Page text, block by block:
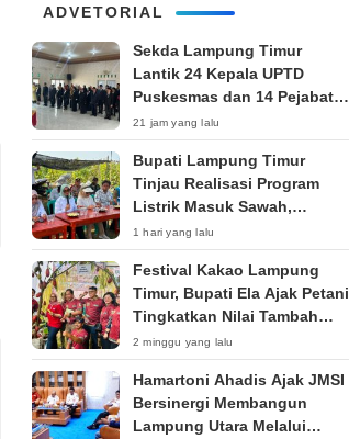
ADVETORIAL
‎Sekda Lampung Timur
Lantik 24 Kepala UPTD
Puskesmas dan 14 Pejabat
Fungsional, Dorong Inovasi
dan Pelayanan Prima
21 jam yang lalu
Bupati Lampung Timur
Tinjau Realisasi Program
Listrik Masuk Sawah,
Siapkan Subsidi KWH untuk
Petani
1 hari yang lalu
‎Festival Kakao Lampung
Timur, Bupati Ela Ajak Petani
Tingkatkan Nilai Tambah
Produk
2 minggu yang lalu
Hamartoni Ahadis Ajak JMSI
Bersinergi Membangun
Lampung Utara Melalui